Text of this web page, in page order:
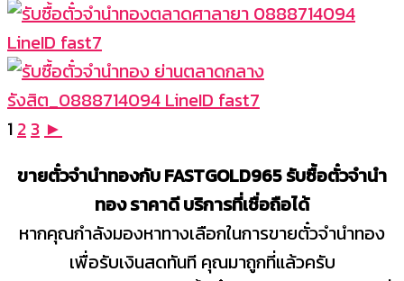
1 2 3 ►
ขายตั๋วจำนำทองกับ FASTGOLD965 รับซื้อตั๋วจำนำ
ทอง ราคาดี บริการที่เชื่อถือได้
หากคุณกำลังมองหาทางเลือกในการขายตั๋วจำนำทอง
เพื่อรับเงินสดทันที คุณมาถูกที่แล้วครับ